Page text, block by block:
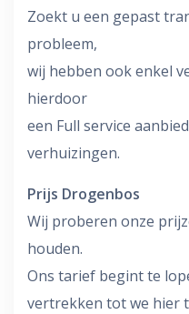
Zoekt u een gepast
probleem,
wij hebben ook enkel
hierdoor
een Full service
verhuizingen.
Prijs Drogenbos
Wij proberen onze
houden.
Ons tarief begint te
vertrekken tot we hier